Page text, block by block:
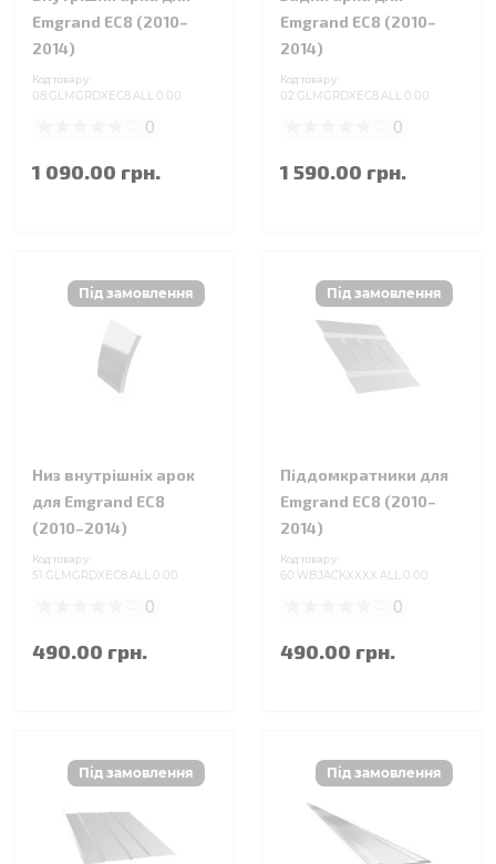
Emgrand EC8 (2010–
2014)
Код товару:
08.GLMGRDXEC8.ALL.0.00
0
1 090.00 грн.
Emgrand EC8 (2010–
2014)
Код товару:
02.GLMGRDXEC8.ALL.0.00
0
1 590.00 грн.
Низ внутрішніх арок
для Emgrand EC8
(2010–2014)
Код товару:
51.GLMGRDXEC8.ALL.0.00
0
490.00 грн.
Піддомкратники для
Emgrand EC8 (2010–
2014)
Код товару:
60.WBJACKXXXX.ALL.0.00
0
490.00 грн.